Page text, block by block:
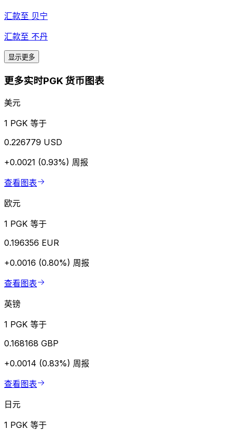
汇款至 贝宁
汇款至 不丹
显示更多
更多实时PGK 货币图表
美元
1 PGK 等于
0.226779 USD
+0.0021 (0.93%) 周报
查看图表
欧元
1 PGK 等于
0.196356 EUR
+0.0016 (0.80%) 周报
查看图表
英镑
1 PGK 等于
0.168168 GBP
+0.0014 (0.83%) 周报
查看图表
日元
1 PGK 等于